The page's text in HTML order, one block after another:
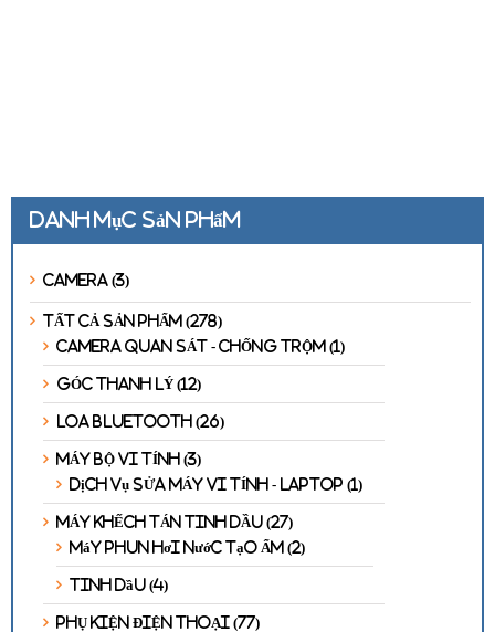
Danh mục sản phẩm
Camera (3)
TẤT CẢ SẢN PHẨM (278)
CAMERA QUAN SÁT - CHỐNG TRỘM (1)
GÓC THANH LÝ (12)
LOA BLUETOOTH (26)
MÁY BỘ VI TÍNH (3)
Dịch vụ SỬA MÁY VI TÍNH - LAPTOP (1)
MÁY KHẾCH TÁN TINH DẦU (27)
Máy Phun Hơi Nước Tạo Ẩm (2)
Tinh Dầu (4)
PHỤ KIỆN ĐIỆN THOẠI (77)